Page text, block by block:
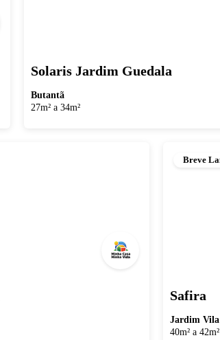
Solaris Jardim Guedala
Butantã
27m² a 34m²
Breve
Safira
Jardim
40m² a 42m²